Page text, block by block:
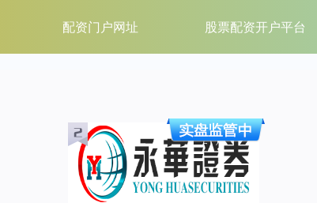
配资门户网址 股票配资开户平台